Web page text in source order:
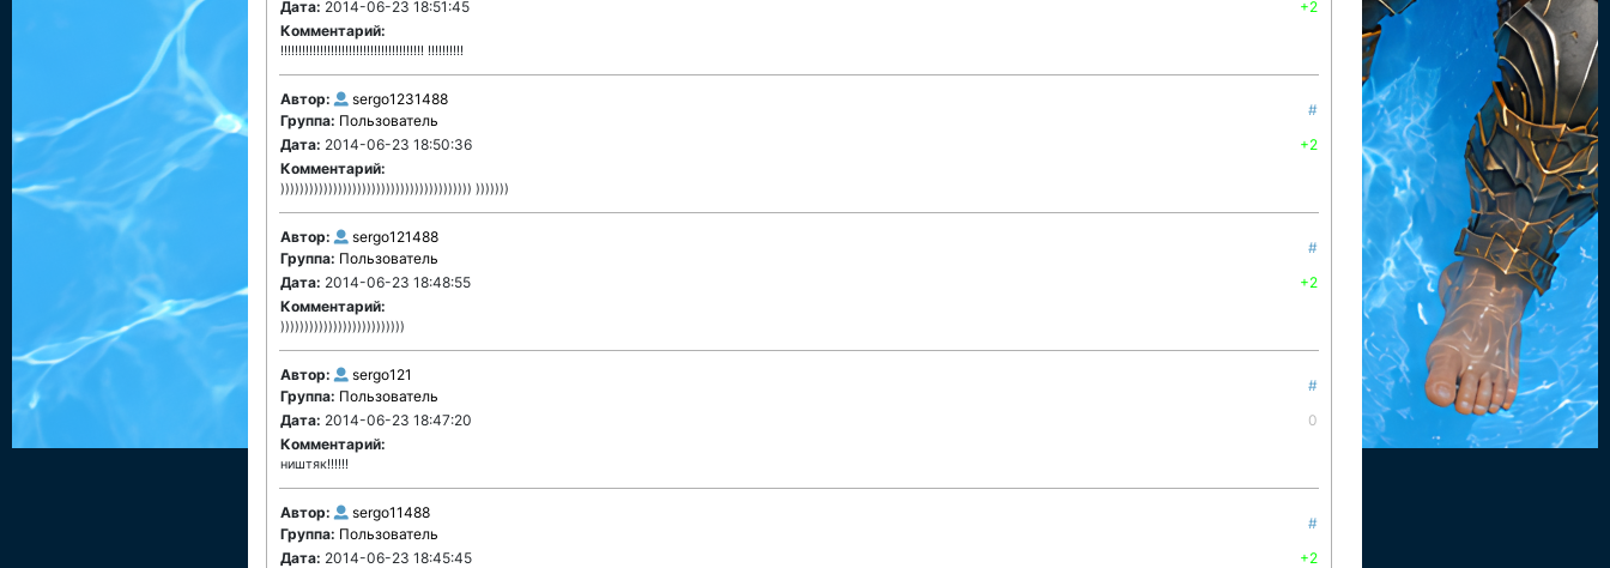
Дата: 2014-06-23 18:51:45
+2
Комментарий:
!!!!!!!!!!!!!!!!!!!!!!!!!!!!!!!!!!!!!!!! !!!!!!!!!!
Автор:
sergo1231488
Группа: Пользователь
#
Дата: 2014-06-23 18:50:36
+2
Комментарий:
)))))))))))))))))))))))))))))))))))))))) )))))))
Автор:
sergo121488
Группа: Пользователь
#
Дата: 2014-06-23 18:48:55
+2
Комментарий:
))))))))))))))))))))))))))
Автор:
sergo121
Группа: Пользователь
#
Дата: 2014-06-23 18:47:20
0
Комментарий:
ништяк!!!!!!
Автор:
sergo11488
Группа: Пользователь
#
Дата: 2014-06-23 18:45:45
+2